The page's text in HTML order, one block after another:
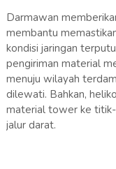
Darmawan
membantu
kondisi jaringan
pengiriman material
menuju wilayah
dilewati. Bahkan,
material tower ke
jalur darat.